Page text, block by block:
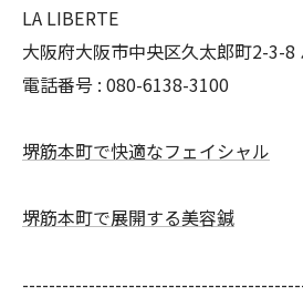
LA LIBERTE
大阪府大阪市中央区久太郎町2-3-8
電話番号 : 080-6138-3100
堺筋本町で快適なフェイシャル
堺筋本町で展開する美容鍼